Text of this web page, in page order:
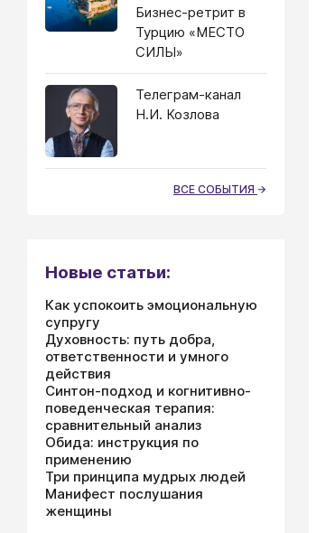
Бизнес-ретрит в
Турцию «МЕСТО
СИЛЫ»
Телеграм-канал
Н.И. Козлова
ВСЕ СОБЫТИЯ
Новые статьи:
Как успокоить эмоциональную
супругу
Духовность: путь добра,
ответственности и умного
действия
Синтон-подход и когнитивно-
поведенческая терапия:
сравнительный анализ
Обида: инструкция по
применению
Три принципа мудрых людей
Манифест послушания
женщины